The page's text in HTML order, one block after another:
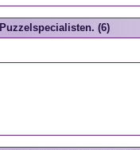
Puzzelspecialisten. (6)